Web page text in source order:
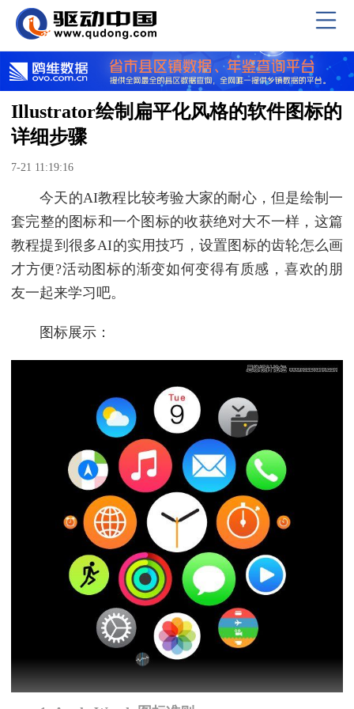
Illustrator绘制扁平化风格的软件图标的
详细步骤
7-21 11:19:16
今天的AI教程比较考验大家的耐心，但是绘制一
套完整的图标和一个图标的收获绝对大不一样，这篇
教程提到很多AI的实用技巧，设置图标的齿轮怎么画
才方便?活动图标的渐变如何变得有质感，喜欢的朋
友一起来学习吧。
图标展示：